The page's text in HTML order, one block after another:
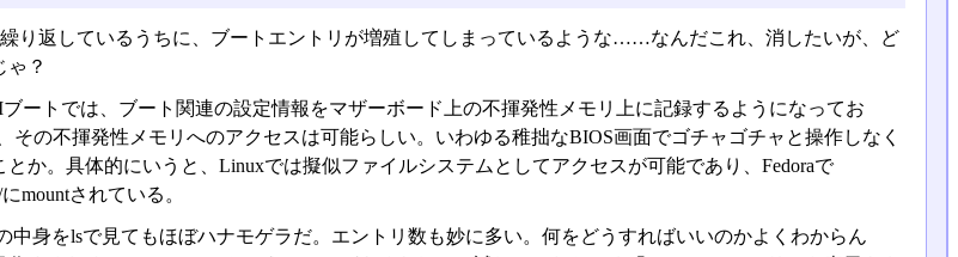
り返しているうちに、ブートエントリが増殖してしまっているような……なんだこれ、消したいが、ど
ゃ？
ートでは、ブート関連の設定情報をマザーボード上の不揮発性メモリ上に記録するようになってお
その不揮発性メモリへのアクセスは可能らしい。いわゆる稚拙なBIOS画面でゴチャゴチャと操作しなく
か。具体的にいうと、Linuxでは擬似ファイルシステムとしてアクセスが可能であり、Fedoraで
mountされている。
中身をlsで見てもほぼハナモゲラだ。エントリ数も妙に多い。何をどうすればいいのかよくわからん